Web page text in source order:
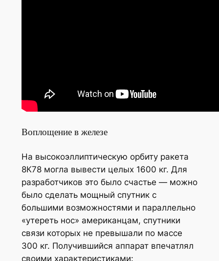
Воплощение в железе
На высокоэллиптическую орбиту ракета
8К78 могла вывести целых 1600 кг. Для
разработчиков это было счастье — можно
было сделать мощный спутник с
большими возможностями и параллельно
«утереть нос» американцам, спутники
связи которых не превышали по массе
300 кг. Получившийся аппарат впечатлял
своими характеристиками: